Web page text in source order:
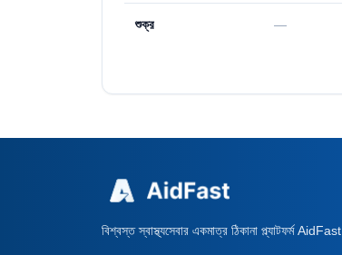
শুক্র —
বিশ্বস্ত স্বাস্থ্যসেবার একমাত্র ঠিকানা প্ল্যাটফর্ম AidFast